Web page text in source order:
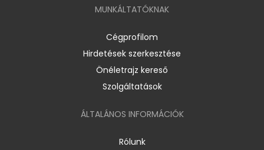
MUNKÁLTATÓKNAK
Cégprofilom
Hirdetések szerkesztése
Önéletrajz kereső
Szolgáltatások
ÁLTALÁNOS INFORMÁCIÓK
Rólunk